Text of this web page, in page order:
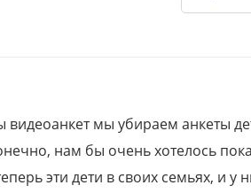
мы убираем анкеты
нам бы очень хотелось
эти дети в своих семьях, и у